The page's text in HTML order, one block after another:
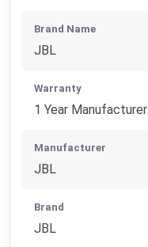
Brand Name
JBL
Warranty
1 Year Manufacturer
Manufacturer
JBL
Brand
JBL